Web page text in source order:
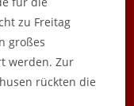
zu Freitag
großes
werden. Zur
rückten die